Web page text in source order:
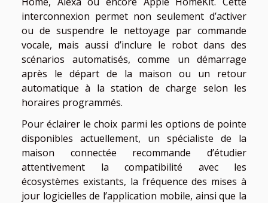
interconnexion permet non seulement d’activer
ou de suspendre le nettoyage par commande
vocale, mais aussi d’inclure le robot dans des
scénarios automatisés, comme un démarrage
après le départ de la maison ou un retour
automatique à la station de charge selon les
horaires programmés.
Pour éclairer le choix parmi les options de pointe
disponibles actuellement, un spécialiste de la
maison connectée recommande d’étudier
attentivement la compatibilité avec les
écosystèmes existants, la fréquence des mises à
jour logicielles de l’application mobile, ainsi que la